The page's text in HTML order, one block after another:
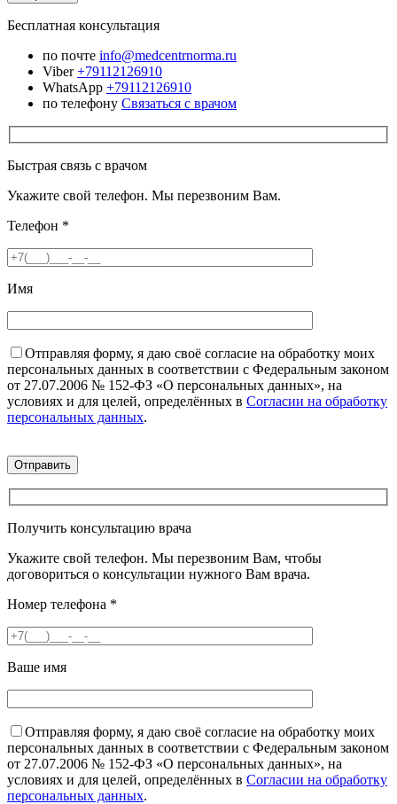
Бесплатная консультация
по почте info@medcentrnorma.ru
Viber +79112126910
WhatsApp +79112126910
по телефону Связаться с врачом
Быстрая связь с врачом
Укажите свой телефон. Мы перезвоним Вам.
Телефон *
Имя
Отправляя форму, я даю своё согласие на обработку моих
персональных данных в соответствии с Федеральным законом
от 27.07.2006 № 152-ФЗ «О персональных данных», на
условиях и для целей, определённых в Согласии на обработку
персональных данных.
Получить консультацию врача
Укажите свой телефон. Мы перезвоним Вам, чтобы
договориться о консультации нужного Вам врача.
Номер телефона *
Ваше имя
Отправляя форму, я даю своё согласие на обработку моих
персональных данных в соответствии с Федеральным законом
от 27.07.2006 № 152-ФЗ «О персональных данных», на
условиях и для целей, определённых в Согласии на обработку
персональных данных.